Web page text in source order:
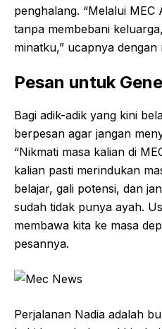
penghalang. “Melalui MEC
tanpa membebani
minatku,” ucapnya dengan
Pesan untuk
Bagi adik-adik yang kini
berpesan agar jangan
“Nikmati masa kalian di
kalian pasti merindukan
belajar, gali potensi, dan
sudah tidak punya ayah.
membawa kita ke masa
pesannya.
Perjalanan Nadia adalah